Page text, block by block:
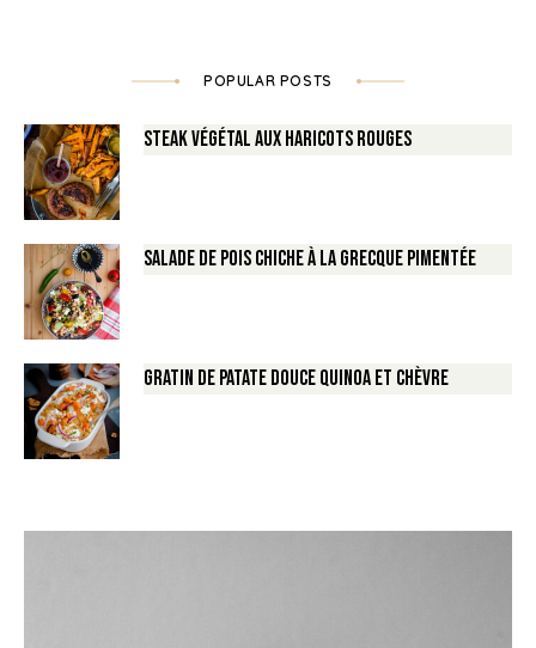
POPULAR POSTS
Steak végétal aux haricots rouges
Salade de Pois chiche à la Grecque pimentée
Gratin de Patate douce Quinoa et Chèvre